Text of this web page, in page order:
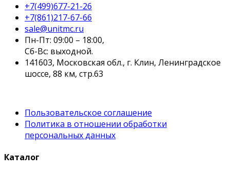
+7(499)677-21-26
+7(861)217-67-66
sale@unitmc.ru
Пн-Пт: 09:00 – 18:00,
Сб-Вс: выходной.
141603, Московская обл., г. Клин, Ленинградское
шоссе, 88 км, стр.63
Пользовательское соглашение
Политика в отношении обработки
персональных данных
Каталог